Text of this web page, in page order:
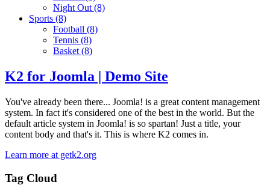
Night Out (8)
Sports (8)
Football (8)
Tennis (8)
Basket (8)
K2 for Joomla | Demo Site
You've already been there... Joomla! is a great content management
system. In fact it's considered one of the best in the world. But the
default article system in Joomla! is so spartan! Just a title, your
content body and that's it. This is where K2 comes in.
Learn more at getk2.org
Tag Cloud